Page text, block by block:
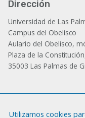
Dirección
Universidad de Las
Campus del Obelisco
Aulario del Obelisco,
Plaza de la
35003 Las Palmas de
Utilizamos cookies